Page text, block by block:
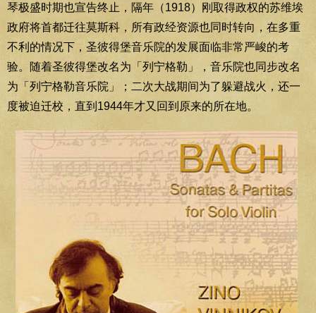
琴极盛时期也宣告终止，隔年（1918）刚取得政权的苏维埃
政府将首都迁往莫斯科，所有政经资源也同时转向，在多重
不利的情况下，圣彼得堡音乐院的发展面临非常严峻的考
验。随着圣彼得堡改名为「列宁格勒」，音乐院也同步改名
为「列宁格勒音乐院」；二次大战期间为了躲避战火，还一
度被迫迁校，直到1944年才又回到原来的所在地。